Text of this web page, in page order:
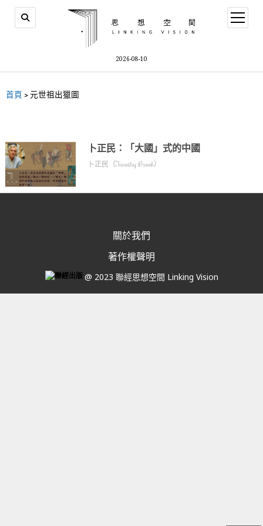
2026-08-10
首頁 >元世祖出獵圖
卜正民：「大國」式的中國
卜正民（Timothy Brook）
關於我們
著作權聲明
@ 2023 聯經思想空間 Linking Vision